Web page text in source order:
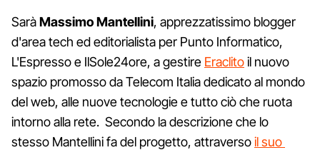
SaràMassimo Mantellini, apprezzatissimo blogger
d'area tech ed editorialista per Punto Informatico,
L'Espresso e IlSole24ore, a gestire Eraclitoil nuovo
spazio promosso da Telecom Italia dedicato al mondo
del web, alle nuove tecnologie e tutto ciò che ruota
intorno alla rete. Secondo la descrizione che lo
stesso Mantellini fa del progetto, attraversoil suo